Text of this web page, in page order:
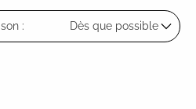
: Dès que possible